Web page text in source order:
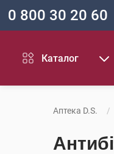
0 800 30 20 60
Каталог
Аптека D.S.